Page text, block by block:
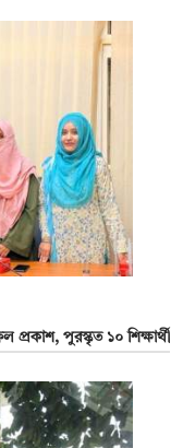
প্রকাশ, পুরস্কৃত ১০ শিক্ষার্থী